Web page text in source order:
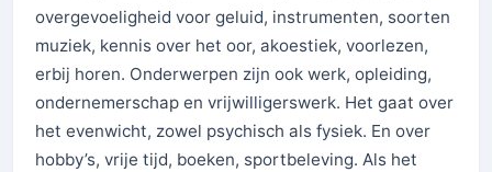
overgevoeligheid voor geluid, instrumenten, soorten
muziek, kennis over het oor, akoestiek, voorlezen,
erbij horen. Onderwerpen zijn ook werk, opleiding,
ondernemerschap en vrijwilligerswerk. Het gaat over
het evenwicht, zowel psychisch als fysiek. En over
hobby’s, vrije tijd, boeken, sportbeleving. Als het